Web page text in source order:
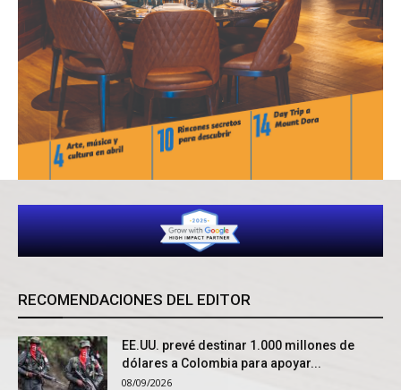
RECOMENDACIONES DEL EDITOR
EE.UU. prevé destinar 1.000 millones de
dólares a Colombia para apoyar...
08/09/2026